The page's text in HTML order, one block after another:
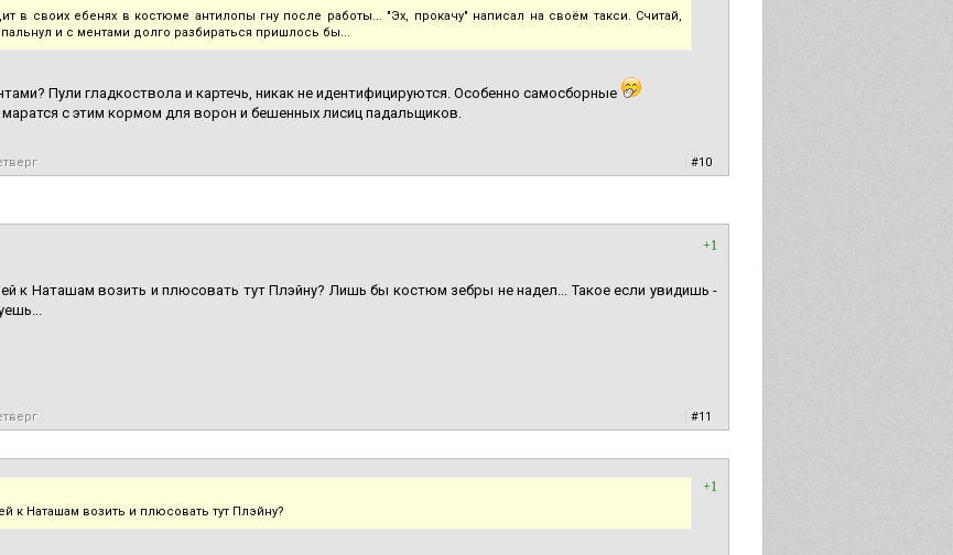
в своих ебенях в костюме антилопы гну после работы... "Эх, прокачу" написал на своём такси. Считай,
и с ментами долго разбираться пришлось бы...
Пули гладкоствола и картечь, никак не идентифицируются. Особенно самосборные
с этим кормом для ворон и бешенных лисиц падальщиков.
#10
+1
к Наташам возить и плюсовать тут Плэйну? Лишь бы костюм зебры не надел... Такое если увидишь -
#11
+1
к Наташам возить и плюсовать тут Плэйну?